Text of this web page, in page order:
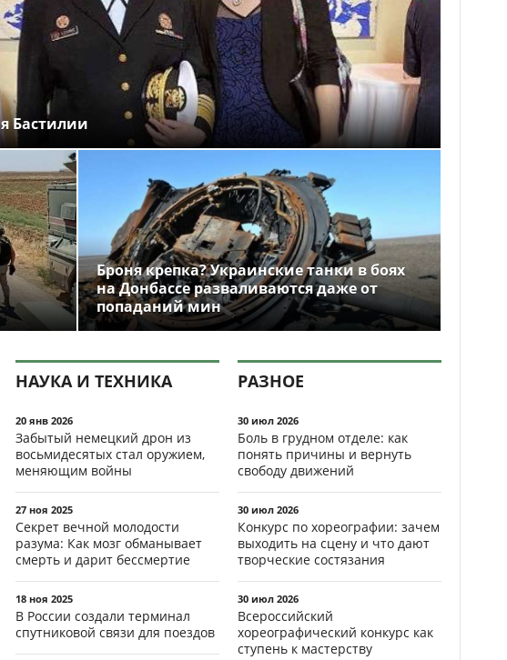
Бастилии
Броня крепка? Украинские танки в боях
на Донбассе разваливаются даже от
попаданий мин
НАУКА И ТЕХНИКА
20 янв 2026
Забытый немецкий дрон из
восьмидесятых стал оружием,
меняющим войны
27 ноя 2025
Секрет вечной молодости
разума: Как мозг обманывает
смерть и дарит бессмертие
18 ноя 2025
В России создали терминал
спутниковой связи для поездов
РАЗНОЕ
30 июл 2026
Боль в грудном отделе: как
понять причины и вернуть
свободу движений
30 июл 2026
Конкурс по хореографии: зачем
выходить на сцену и что дают
творческие состязания
30 июл 2026
Всероссийский
хореографический конкурс как
ступень к мастерству